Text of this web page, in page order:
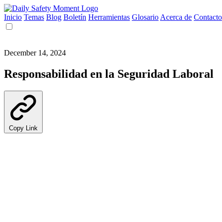
Inicio Temas Blog Boletín Herramientas Glosario Acerca de Contacto
December 14, 2024
Responsabilidad en la Seguridad Laboral
Copy Link